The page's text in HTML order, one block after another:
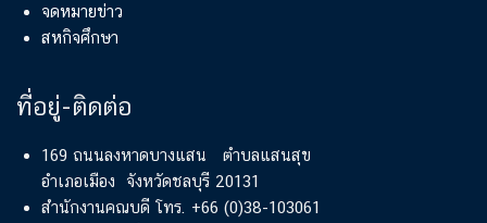
จดหมายข่าว
สหกิจศึกษา
ที่อยู่-ติดต่อ
169 ถนนลงหาดบางแสน ตำบลแสนสุข
อำเภอเมือง จังหวัดชลบุรี 20131
สำนักงานคณบดี โทร. +66 (0)38-103061